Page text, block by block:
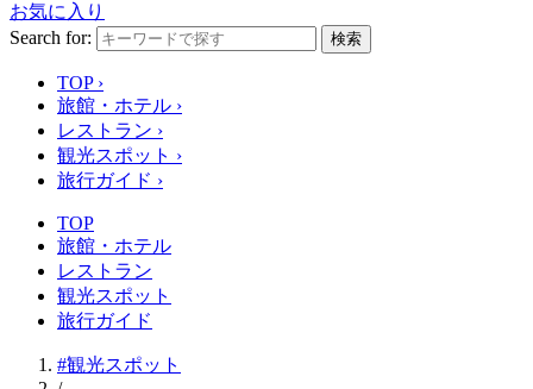
お気に入り
Search for:
検索
TOP ›
旅館・ホテル ›
レストラン ›
観光スポット ›
旅行ガイド ›
TOP
旅館・ホテル
レストラン
観光スポット
旅行ガイド
#観光スポット